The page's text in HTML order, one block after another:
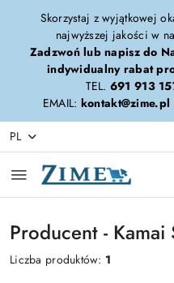
Przejdź do treści
Przejdź do
Przejdź do moje
Przejdź do menu
Przejdź do stopki
Skorzystaj z wyjątkowej
najwyższej jakości w
Zadzwoń lub napisz do
indywidualny rabat
TEL. 691 913
EMAIL: kontakt@zime.pl
PL
Producent - Kamai
Liczba produktów: 1